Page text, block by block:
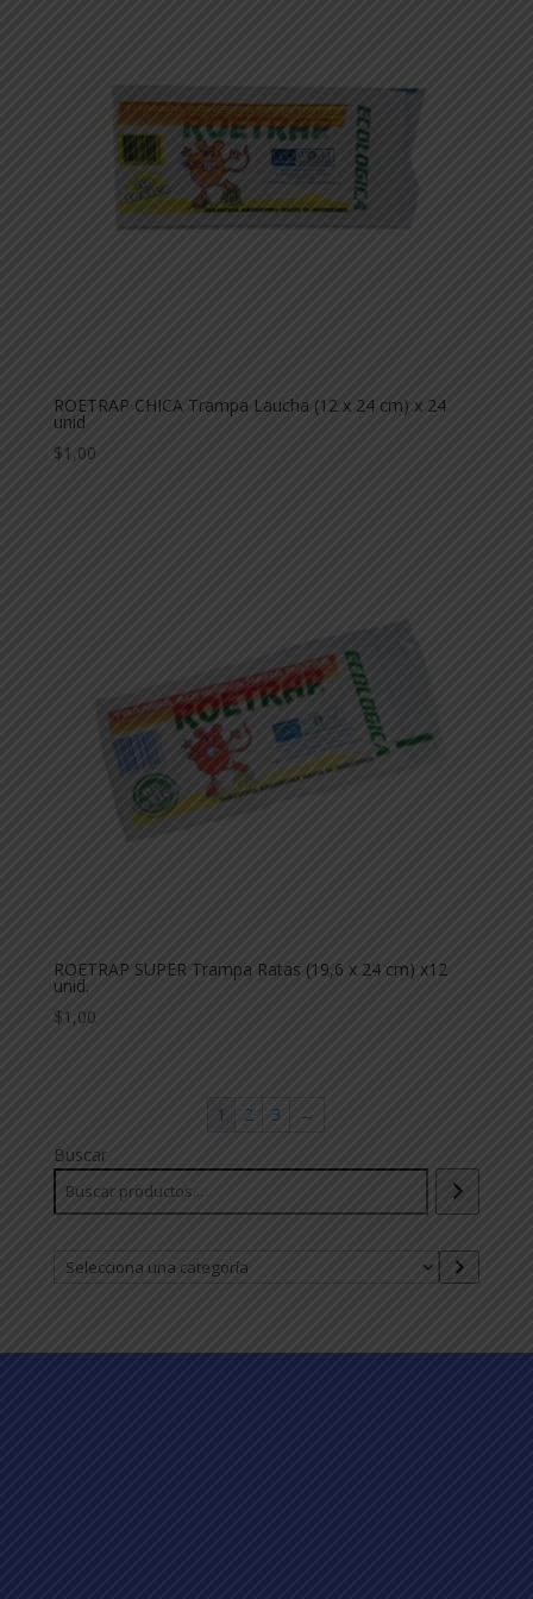
ROETRAP CHICA Trampa Laucha (12 x 24 cm) x 24
unid
$1,00
ROETRAP SUPER Trampa Ratas (19,6 x 24 cm) x12
unid.
$1,00
1 2 3
→
Buscar
Selecciona
una